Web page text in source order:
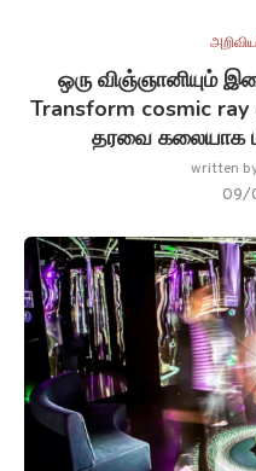
ஒரு விஞ்ஞானியும்
Transform cosmic
தரவை கலையாக
written
09/